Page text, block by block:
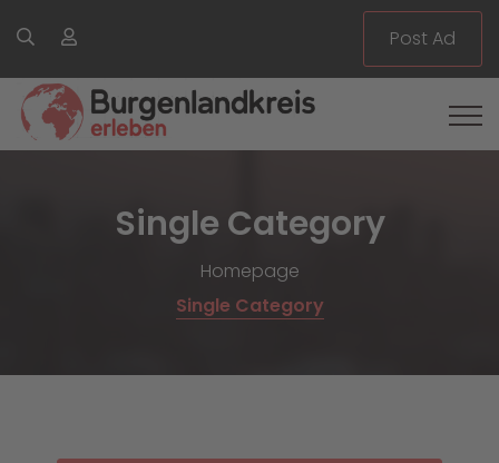
Post Ad
Single Category
Homepage
Single Category